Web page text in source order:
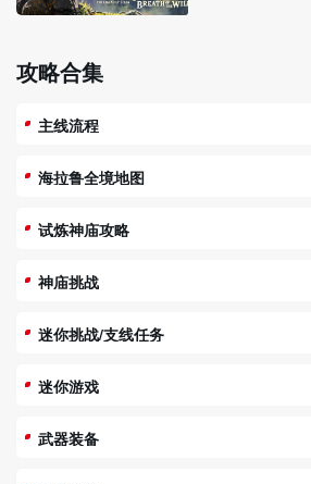
攻略合集
主线流程
海拉鲁全境地图
试炼神庙攻略
神庙挑战
迷你挑战/支线任务
迷你游戏
武器装备